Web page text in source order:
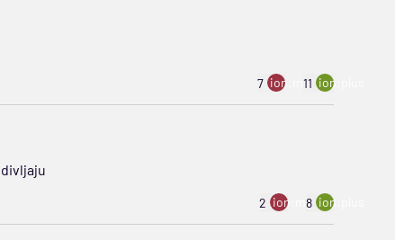
7 ion:minus
11 ion:plus
2 ion:minus
8 ion:plus